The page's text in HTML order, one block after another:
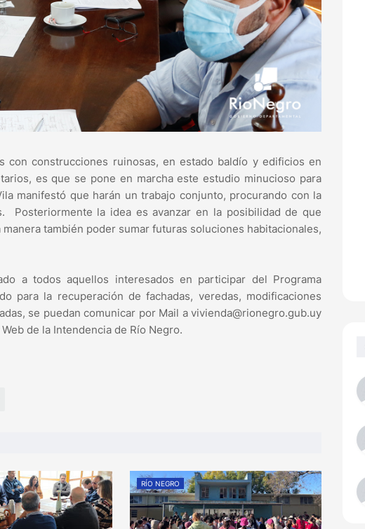
construcciones ruinosas, en estado baldío y edificios en
es que se pone en marcha este estudio minucioso para
manifestó que harán un trabajo conjunto, procurando con la
Posteriormente la idea es avanzar en la posibilidad de que
también poder sumar futuras soluciones habitacionales,
a todos aquellos interesados en participar del Programa
para la recuperación de fachadas, veredas, modificaciones
se puedan comunicar por Mail a vivienda@rionegro.gub.uy
de la Intendencia de Río Negro.
RÍO NEGRO